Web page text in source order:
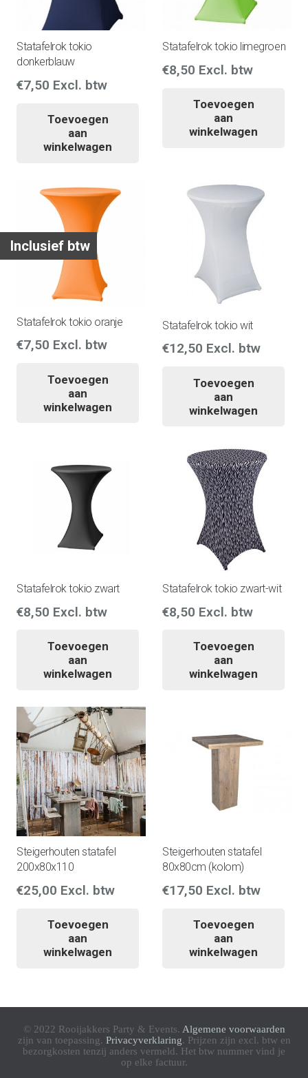
Inclusief btw
Statafelrok tokio
donkerblauw
€7,50 Excl. btw
Toevoegen
aan
winkelwagen
Statafelrok tokio limegroen
€8,50 Excl. btw
Toevoegen
aan
winkelwagen
Statafelrok tokio oranje
€7,50 Excl. btw
Toevoegen
aan
winkelwagen
Statafelrok tokio wit
€12,50 Excl. btw
Toevoegen
aan
winkelwagen
Statafelrok tokio zwart
€8,50 Excl. btw
Toevoegen
aan
winkelwagen
Statafelrok tokio zwart-wit
€8,50 Excl. btw
Toevoegen
aan
winkelwagen
Steigerhouten statafel
200x80x110
€25,00 Excl. btw
Toevoegen
aan
winkelwagen
Steigerhouten statafel
80x80cm (kolom)
€17,50 Excl. btw
Toevoegen
aan
winkelwagen
© 2022 Rooijakkers Party & Events. Algemene voorwaarden
zijn van toepassing. Privacyverklaring. Prijzen zijn excl. btw en
bezorgkosten tenzij anders vermeld. Het btw nummer vind je
op elke factuur.